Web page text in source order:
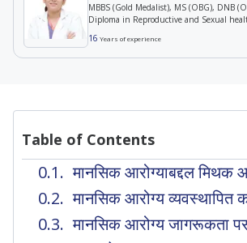
MBBS (Gold Medalist), MS (OBG), DNB
Diploma in Reproductive and Sexual
16 Years of experience
Table of Contents
मानसिक आरोग्याबद्दल मिथक
मानसिक आरोग्य व्यवस्थापित
मानसिक आरोग्य जागरूकता